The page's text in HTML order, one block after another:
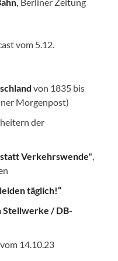
vom 5.12.
von 1835 bis
Morgenpost)
der
Verkehrswende"
täglich!“
/ DB-
vom 14.10.23